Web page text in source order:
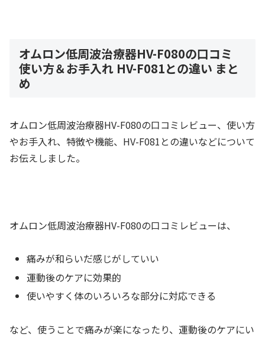
オムロン低周波治療器HV-F080の口コミ
使い方＆お手入れ HV-F081との違い まと
め
オムロン低周波治療器HV-F080の口コミレビュー、使い方
やお手入れ、特徴や機能、HV-F081との違いなどについて
お伝えしました。
オムロン低周波治療器HV-F080の口コミレビューは、
痛みが和らいだ感じがしていい
運動後のケアに効果的
使いやすく体のいろいろな部分に対応できる
など、使うことで痛みが楽になったり、運動後のケアにい